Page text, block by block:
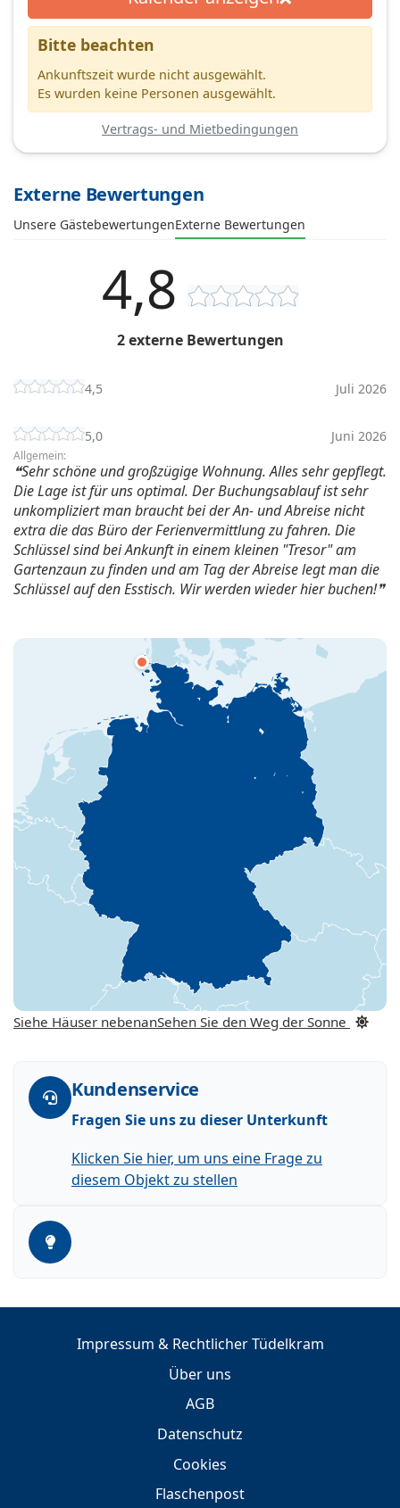
Bitte beachten
Ankunftszeit wurde nicht ausgewählt.
Es wurden keine Personen ausgewählt.
Vertrags- und Mietbedingungen
Externe Bewertungen
Unsere GästebewertungenExterne Bewertungen
4,8
2 externe Bewertungen
4,5 Juli 2026
5,0 Juni 2026
Allgemein:
Sehr schöne und großzügige Wohnung. Alles sehr gepflegt.
Die Lage ist für uns optimal. Der Buchungsablauf ist sehr
unkompliziert man braucht bei der An- und Abreise nicht
extra die das Büro der Ferienvermittlung zu fahren. Die
Schlüssel sind bei Ankunft in einem kleinen "Tresor" am
Gartenzaun zu finden und am Tag der Abreise legt man die
Schlüssel auf den Esstisch. Wir werden wieder hier buchen!
Siehe Häuser nebenanSehen Sie den Weg der Sonne
Kundenservice
Fragen Sie uns zu dieser Unterkunft
Klicken Sie hier, um uns eine Frage zu
diesem Objekt zu stellen
Impressum & Rechtlicher Tüdelkram
Über uns
AGB
Datenschutz
Cookies
Flaschenpost